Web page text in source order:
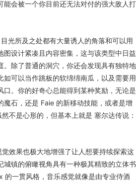
会被一个你目前还无法对付的强大敌人打
光所及之处都有大量诱人的角落和可以用
图设计紧凑且内容密集，这与该类型中日益
。除了普通的洞穴，你还会发现具有独特地
如可以当作跳板的软绵绵南瓜，以及需要用
口。你的好奇心总能得到某种奖励，无论是
魔石，还是 Faie 的新移动技能，或者是增
不是心形的，但基本上就是 塞尔达传说：
效果也极大地增强了让人想要持续探索这
城镇的俯瞰视角具有一种极其精致的立体书
的一贯风格，音乐感觉就像是由专业侍酒